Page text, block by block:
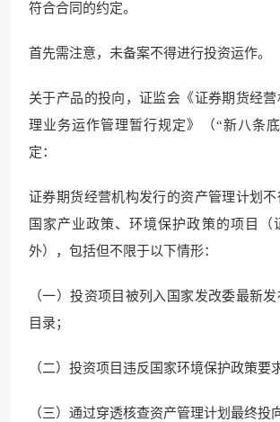
符合合同的约定。
首先需注意，未备案不得进行投资运作。
关于产品的投向，证监会《证券期货经
理业务运作管理暂行规定》（“新八条
定：
证券期货经营机构发行的资产管理计划
国家产业政策、环境保护政策的项目（
外），包括但不限于以下情形：
（一）投资项目被列入国家发改委最新
目录；
（二）投资项目违反国家环境保护政策要
（三）通过穿透核查资产管理计划最终投